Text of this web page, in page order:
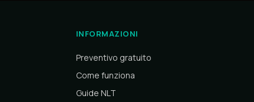
INFORMAZIONI
Preventivo gratuito
Come funziona
Guide NLT